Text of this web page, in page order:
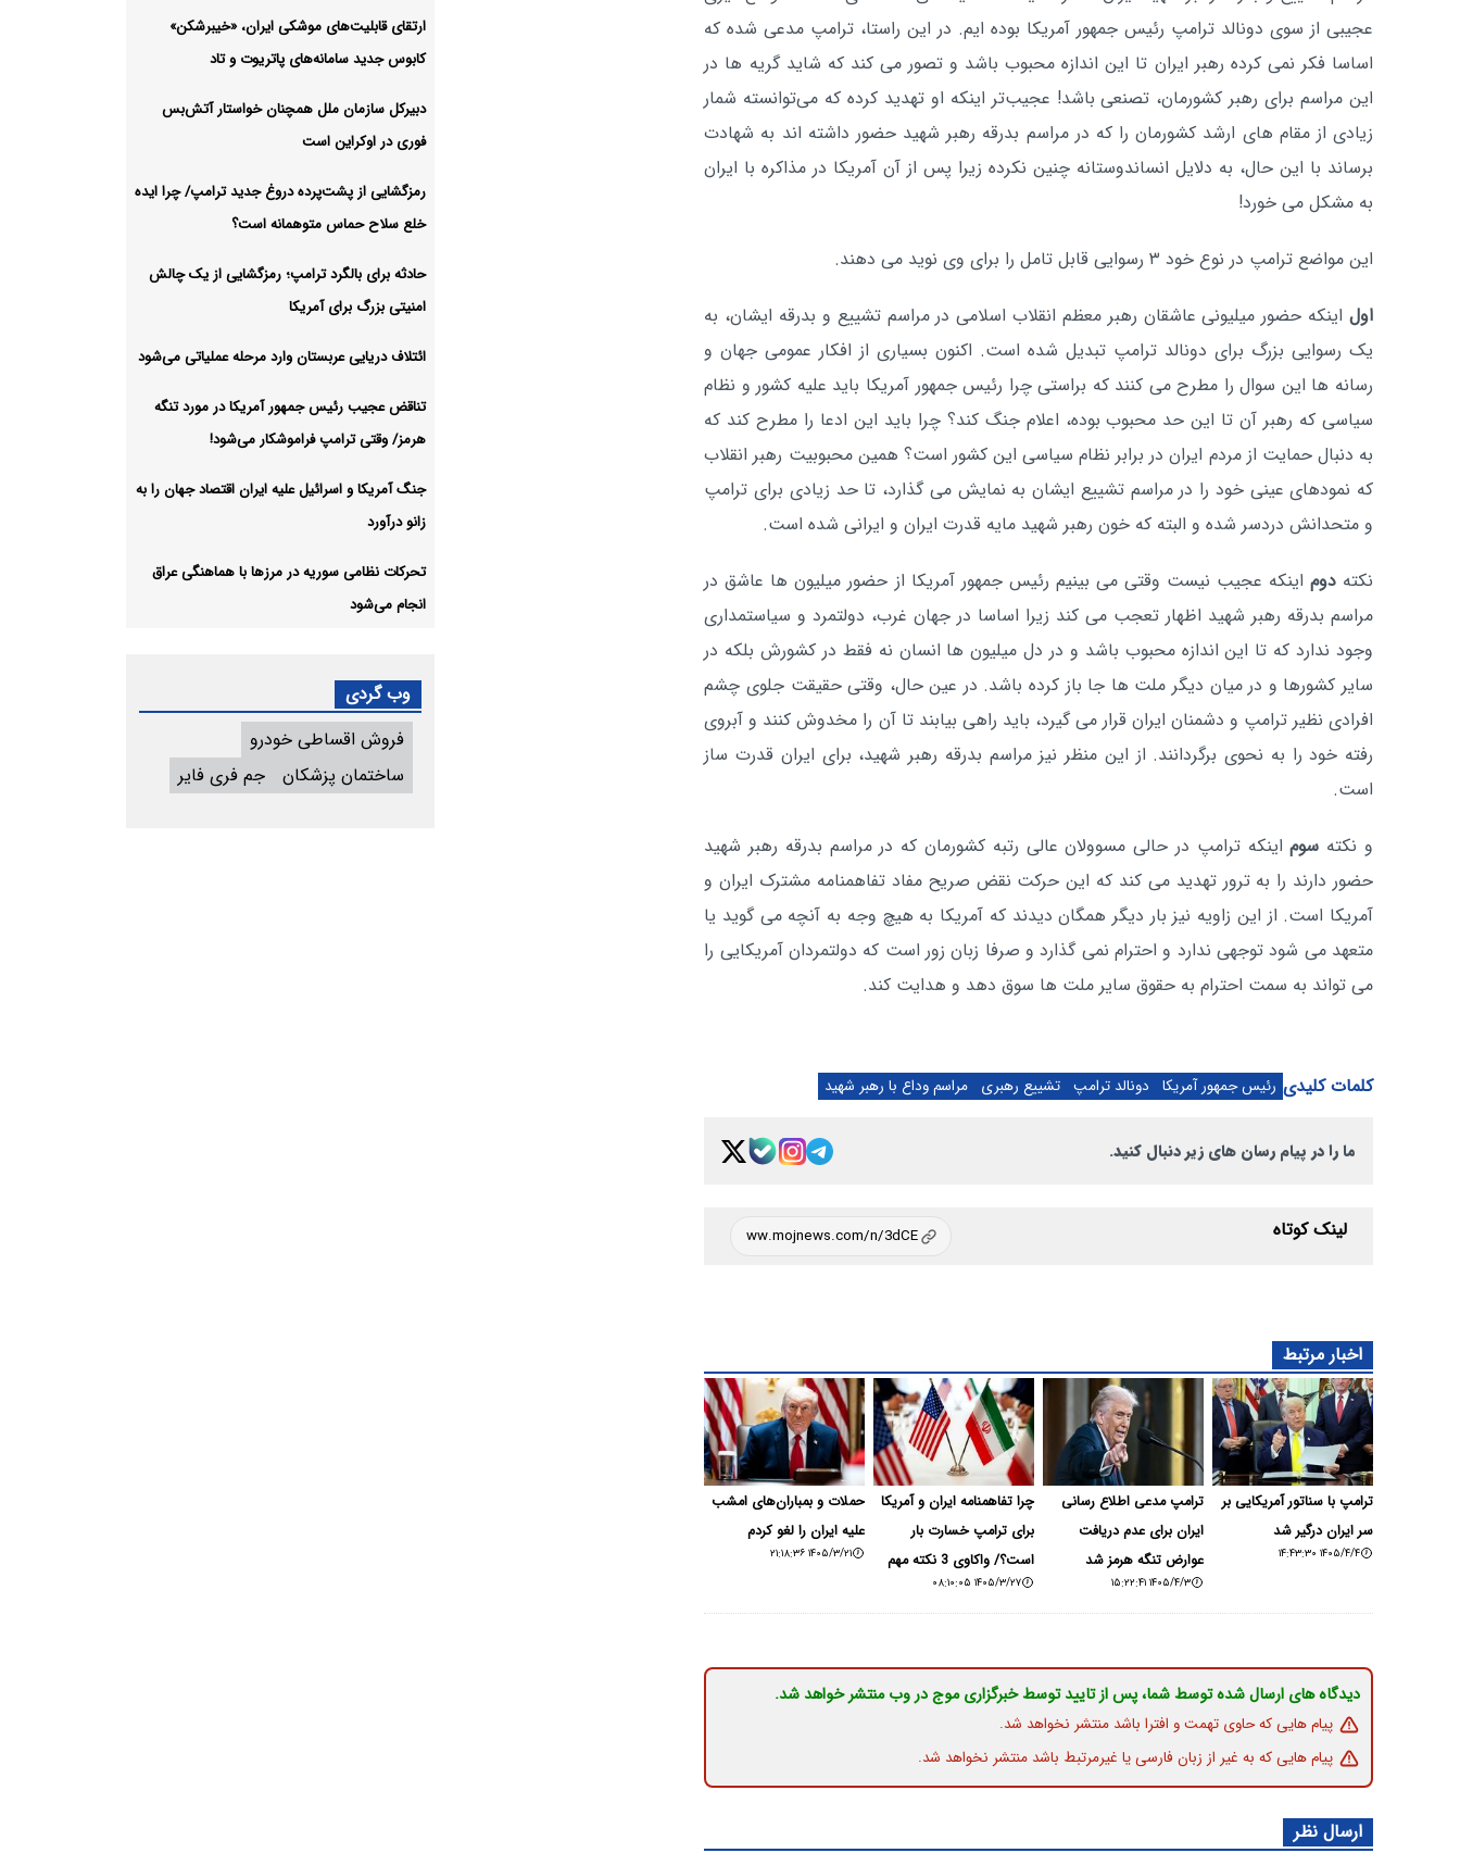
عجیبی از سوی دونالد ترامپ رئیس جمهور آمریکا بوده ایم. در این راستا، ترامپ مدعی شده که
اساسا فکر نمی کرده رهبر ایران تا این اندازه محبوب باشد و تصور می کند که شاید گریه ها در
این مراسم برای رهبر کشورمان، تصنعی باشد! عجیب‌تر اینکه او تهدید کرده که می‌توانسته شمار
زیادی از مقام های ارشد کشورمان را که در مراسم بدرقه رهبر شهید حضور داشته اند به شهادت
برساند با این حال، به دلایل انساندوستانه چنین نکرده زیرا پس از آن آمریکا در مذاکره با ایران
به مشکل می خورد!
این مواضع ترامپ در نوع خود ۳ رسوایی قابل تامل را برای وی نوید می دهند.
اول اینکه حضور میلیونی عاشقان رهبر معظم انقلاب اسلامی در مراسم تشییع و بدرقه ایشان، به
یک رسوایی بزرگ برای دونالد ترامپ تبدیل شده است. اکنون بسیاری از افکار عمومی جهان و
رسانه ها این سوال را مطرح می کنند که براستی چرا رئیس جمهور آمریکا باید علیه کشور و نظام
سیاسی که رهبر آن تا این حد محبوب بوده، اعلام جنگ کند؟ چرا باید این ادعا را مطرح کند که
به دنبال حمایت از مردم ایران در برابر نظام سیاسی این کشور است؟ همین محبوبیت رهبر انقلاب
که نمودهای عینی خود را در مراسم تشییع ایشان به نمایش می گذارد، تا حد زیادی برای ترامپ
و متحدانش دردسر شده و البته که خون رهبر شهید مایه قدرت ایران و ایرانی شده است.
نکتهدوم اینکه عجیب نیست وقتی می بینیم رئیس جمهور آمریکا از حضور میلیون ها عاشق در
مراسم بدرقه رهبر شهید اظهار تعجب می کند زیرا اساسا در جهان غرب، دولتمرد و سیاستمداری
وجود ندارد که تا این اندازه محبوب باشد و در دل میلیون ها انسان نه فقط در کشورش بلکه در
سایر کشورها و در میان دیگر ملت ها جا باز کرده باشد. در عین حال، وقتی حقیقت جلوی چشم
افرادی نظیر ترامپ و دشمنان ایران قرار می گیرد، باید راهی بیابند تا آن را مخدوش کنند و آبروی
رفته خود را به نحوی برگردانند. از این منظر نیز مراسم بدرقه رهبر شهید، برای ایران قدرت ساز
است.
و نکته سوماینکه ترامپ در حالی مسوولان عالی رتبه کشورمان که در مراسم بدرقه رهبر شهید
حضور دارند را به ترور تهدید می کند که این حرکت نقض صریح مفاد تفاهمنامه مشترک ایران و
آمریکا است. از این زاویه نیز بار دیگر همگان دیدند که آمریکا به هیچ وجه به آنچه می گوید یا
متعهد می شود توجهی ندارد و احترام نمی گذارد و صرفا زبان زور است که دولتمردان آمریکایی را
می تواند به سمت احترام به حقوق سایر ملت ها سوق دهد و هدایت کند.
کلمات کلیدی رئیس جمهور آمریکا دونالد ترامپ تشییع رهبری مراسم وداع با رهبر شهید
ما را در پیام رسان های زیر دنبال کنید.
لینک کوتاه
اخبار مرتبط
ترامپ با سناتور آمریکایی بر
سر ایران درگیر شد
۱۴۰۵/۴/۴ ۱۴:۴۳:۳۰
ترامپ مدعی اطلاع رسانی
ایران برای عدم دریافت
عوارض تنگه هرمز شد
۱۴۰۵/۴/۳ ۱۵:۲۲:۴۱
چرا تفاهمنامه ایران و آمریکا
برای ترامپ خسارت بار
است؟/ واکاوی 3 نکته مهم
۱۴۰۵/۳/۲۷ ۰۸:۱۰:۰۵
حملات و بمباران‌های امشب
علیه ایران را لغو کردم
۱۴۰۵/۳/۲۱ ۲۱:۱۸:۳۶
دیدگاه های ارسال شده توسط شما، پس از تایید توسط خبرگزاری موج در وب منتشر خواهد شد.
پیام هایی که حاوی تهمت و افترا باشد منتشر نخواهد شد.
پیام هایی که به غیر از زبان فارسی یا غیرمرتبط باشد منتشر نخواهد شد.
ارسال نظر
ارتقای قابلیت‌های موشکی ایران، «خیبرشکن»
کابوس جدید سامانه‌های پاتریوت و تاد
دبیرکل سازمان ملل همچنان خواستار آتش‌بس
فوری در اوکراین است
رمزگشایی از پشت‌پرده دروغ جدید ترامپ/ چرا ایده
خلع سلاح حماس متوهمانه است؟
حادثه برای بالگرد ترامپ؛ رمزگشایی از یک چالش
امنیتی بزرگ برای آمریکا
ائتلاف دریایی عربستان وارد مرحله عملیاتی می‌شود
تناقض عجیب رئیس جمهور آمریکا در مورد تنگه
هرمز/ وقتی ترامپ فراموشکار می‌شود!
جنگ آمریکا و اسرائیل علیه ایران اقتصاد جهان را به
زانو درآورد
تحرکات نظامی سوریه در مرزها با هماهنگی عراق
انجام می‌شود
وب گردی
فروش اقساطی خودرو
ساختمان پزشکان
جم فری فایر